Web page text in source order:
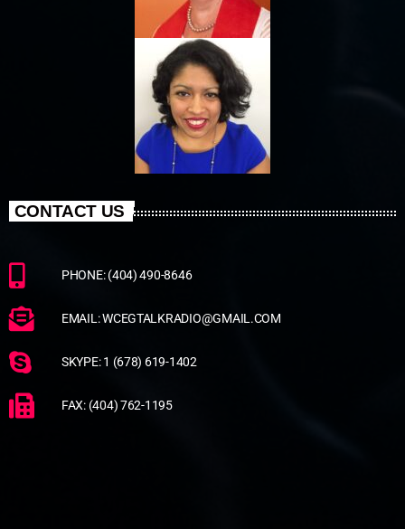
CONTACT US
PHONE: (404) 490-8646
EMAIL: WCEGTALKRADIO@GMAIL.COM
SKYPE: 1 (678) 619-1402
FAX: (404) 762-1195